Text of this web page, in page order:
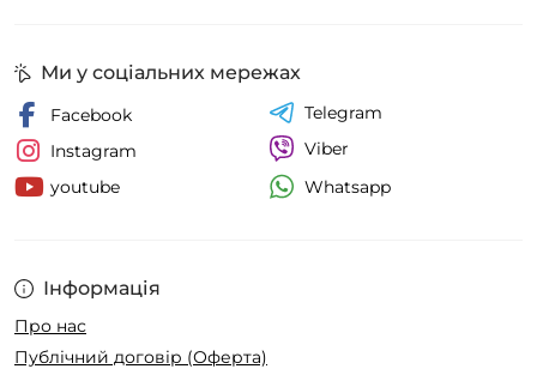
Інформація
Про нас
Публічний договір (Оферта)
Ми у соціальних мережах
Facebook
Instagram
youtube
Telegram
Viber
Whatsapp